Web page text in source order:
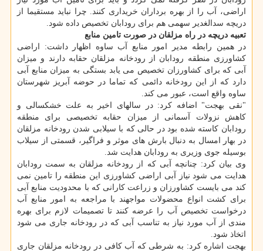
اراضی، آب را از بهره برداران خریداری كنند. چرا نباید مستقیما از
دریچه سدالغدیر سهمی هم برای رودابان تخصیص داده شود.
تعبیه دریچه در راه مزلقان در صورت تامین منابع
در همین رابطه مدیر امور منابع آب ساوه اظهار داشت: اراضی
كشاورزی منطقه رودابان از رودخانه مزلقان حقابه دارند و میزان
آبی كه برای كشاورزان تخصیص می یابد بستگی به میزان منابع آبی
دارد كه از این رودخانه دائمی كه تماما در حوضه آبریز شهرستان
ساوه واقع است، عبور می كند.
"نقی بهجت" اضافه كرد: در سالهای اخیر به علت خشكسالی و
كاهش نزولات آسمانی از میزان حقابه تخصیصی برای منطقه
رودابان كاسته شده بود در حالی كه با سیلابی شدن رودخانه مزلقان
در بهار امسال به دنبال بارش های موثر و فراگیر، قسمتی از سیلاب
بوسیله جوی وزیری به رودابان هدایت شد.
وی بیان كرد: چنانچه آبی كه از رودخانه مزلقان به سمت رودابان
هدایت می شود نیاز آبی اراضی كشاورزی این منطقه را تامین نمی
كند می بایست كشاورزان و زراعت كارانی كه با محدودیت منابع آبی
برای كشت انواع محضولات مواجهند با مراجعه به امور منابع آب
درخواست تخصیص آب را عرضه كنند تا تصمیمات لازم برای بهره
مندی از آب مورد نیاز به تناسب آبی كه در رودخانه جاری می شود
اتخاذ شود.
بهجت اشاره كرد: به شرطی كه آب كافی در رودخانه مزلقان جاری